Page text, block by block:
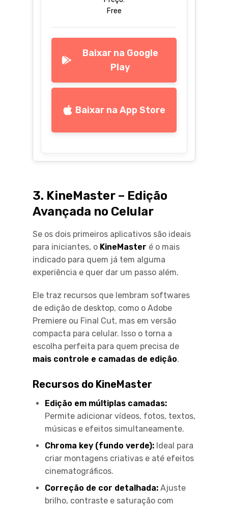
Free
Baixar na Google
Play
Baixar na App Store
3. KineMaster – Edição
Avançada no Celular
Se os dois primeiros aplicativos são ideais
para iniciantes, o KineMaster é o mais
indicado para quem já tem alguma
experiência e quer dar um passo além.
Ele traz recursos que lembram softwares
de edição de desktop, como o Adobe
Premiere ou Final Cut, mas em versão
compacta para celular. Isso o torna a
escolha perfeita para quem precisa de
mais controle e camadas de edição.
Recursos do KineMaster
Edição em múltiplas camadas:
Permite adicionar vídeos, fotos, textos,
músicas e efeitos simultaneamente.
Chroma key (fundo verde): Ideal para
criar montagens criativas e até efeitos
cinematográficos.
Correção de cor detalhada: Ajuste
brilho, contraste e saturação com